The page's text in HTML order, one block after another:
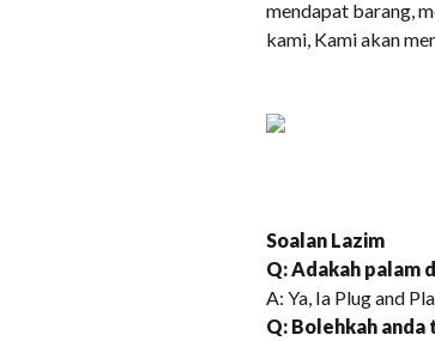
mendapat barang,
kami, Kami akan
Soalan Lazim
Q: Adakah palam
A: Ya, Ia Plug and
Q: Bolehkah